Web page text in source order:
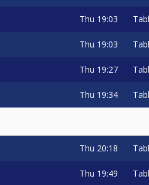
Thu 19:03
Thu 19:03
Thu 19:27
Thu 19:34
Thu 20:18
Thu 19:49